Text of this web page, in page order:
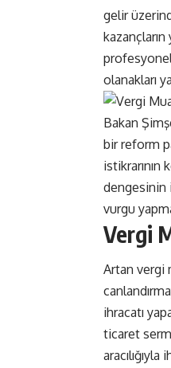
gelir
olanakları
Bakan
bir reform
istikrarının
dengesinin
vurgu
Vergi
Artan vergi
ihracatı
ticaret